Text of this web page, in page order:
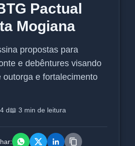
Pactual
Mogiana
propostas para
e debêntures visando
outorga e fortalecimento
d📖 3 min de leitura